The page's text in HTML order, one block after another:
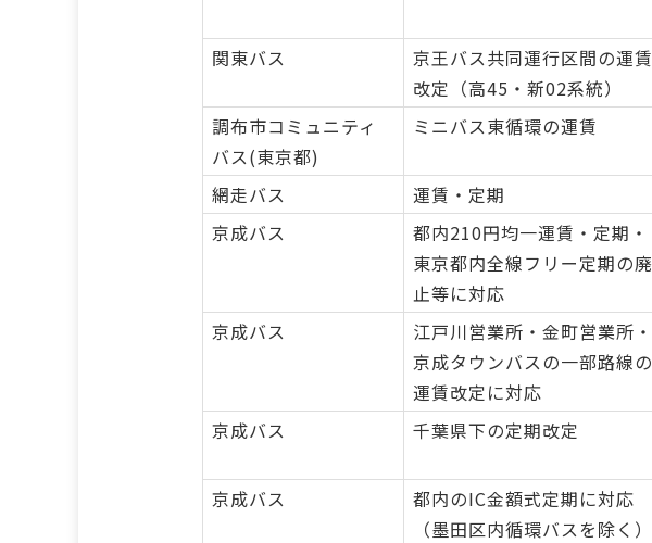
関東バス
京王バス共同運行区間の運賃
改定（高45・新02系統）
調布市コミュニティ
バス(東京都)
ミニバス東循環の運賃
網走バス 運賃・定期
京成バス
都内210円均一運賃・定期・
東京都内全線フリー定期の廃
止等に対応
京成バス
江戸川営業所・金町営業所・
京成タウンバスの一部路線の
運賃改定に対応
京成バス 千葉県下の定期改定
京成バス
都内のIC金額式定期に対応
（墨田区内循環バスを除く）